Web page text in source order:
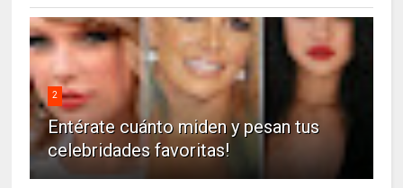
2
Entérate cuánto miden y pesan tus
celebridades favoritas!